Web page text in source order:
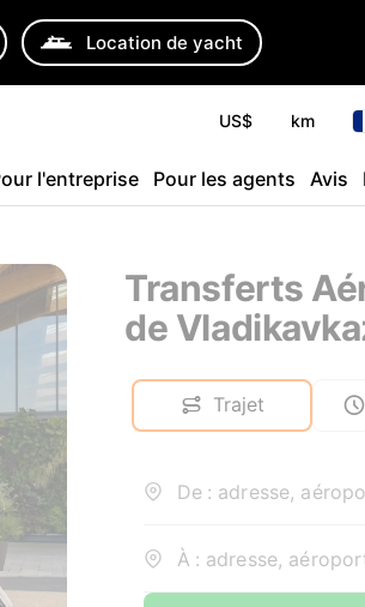
Location de yacht
US$ km
l'entreprise Pour les agents Avis
Transferts
de
Trajet
De : adresse,
À : adresse,